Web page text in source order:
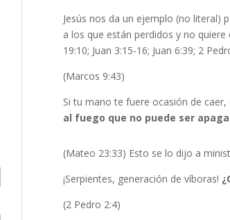
Jesús nos da un ejemplo (no literal)
a los que están perdidos y no
19:10; Juan 3:15-16; Juan 6:39; 2
(Marcos 9:43)
Si tu mano te fuere ocasión de
al fuego que no puede ser
(Mateo 23:33) Esto se lo dijo a
¡Serpientes, generación de víboras!
(2 Pedro 2:4)